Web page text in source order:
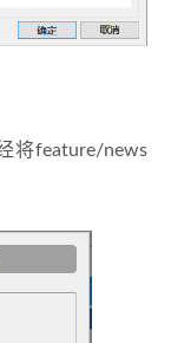
将feature/news